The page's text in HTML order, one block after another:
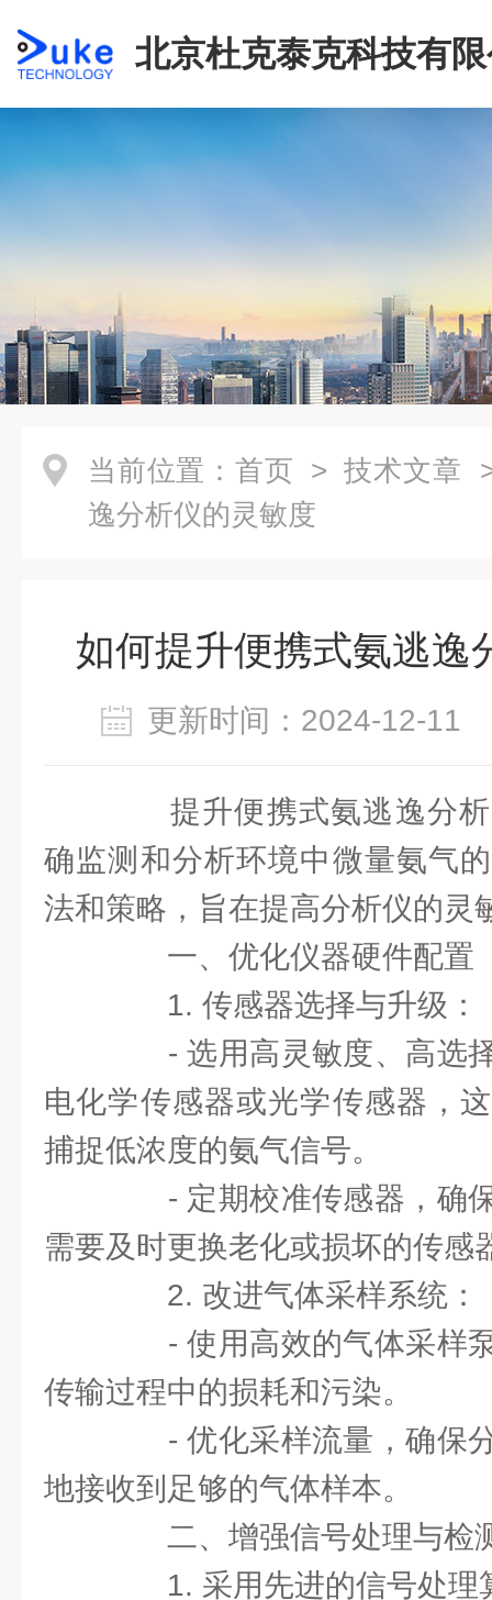
北京杜克泰克科技有
当前位置： 首页 > 技术文章
逸分析仪的灵敏度
如何提升便携式氨逃逸
更新时间：2024-12-
提升便携式氨逃逸分析
确监测和分析环境中微量氨气
法和策略，旨在提高分析仪的灵
一、优化仪器硬件配置
1. 传感器选择与升级：
- 选用高灵敏度、高选择
电化学传感器或光学传感器，
捕捉低浓度的氨气信号。
- 定期校准传感器，确保
需要及时更换老化或损坏的传感
2. 改进气体采样系统：
- 使用高效的气体采样泵
传输过程中的损耗和污染。
- 优化采样流量，确保分
地接收到足够的气体样本。
二、增强信号处理与检
1. 采用先进的信号处理